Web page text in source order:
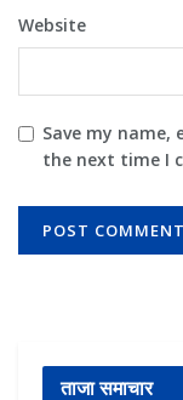
Website
Save my
the next time I
ताजा समाचार